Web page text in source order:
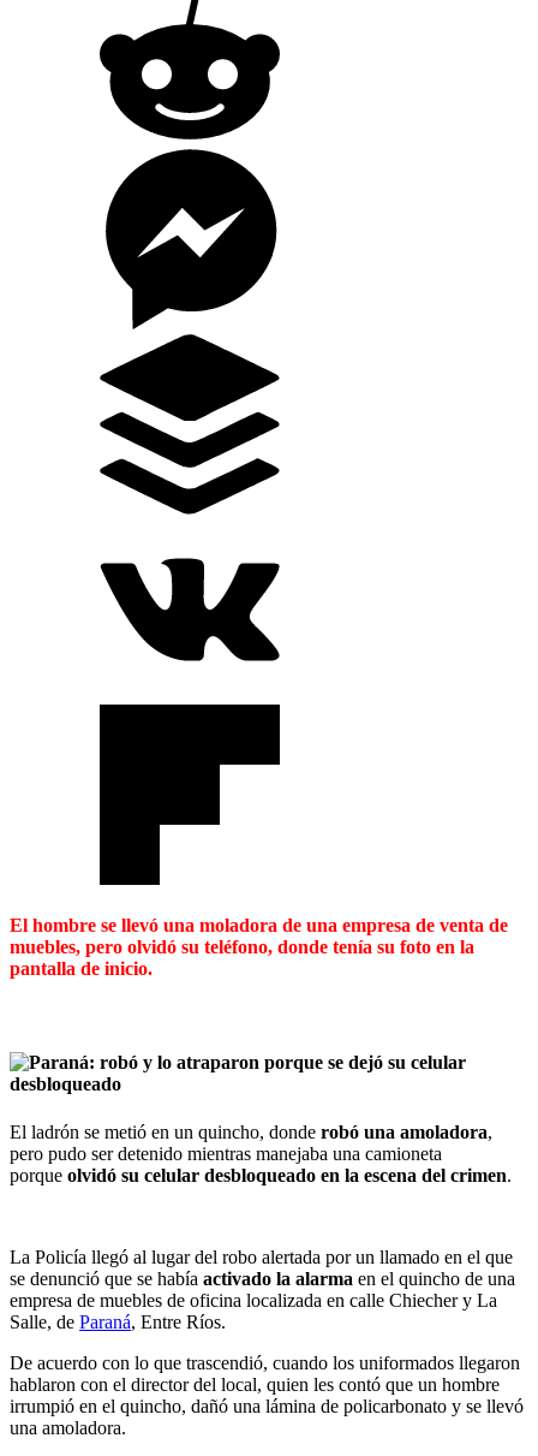
El hombre se llevó una moladora de una empresa de venta de
muebles, pero olvidó su teléfono, donde tenía su foto en la
pantalla de inicio.
El ladrón se metió en un quincho, donde robó una amoladora,
pero pudo ser detenido mientras manejaba una camioneta
porque olvidó su celular desbloqueado en la escena del crimen.
La Policía llegó al lugar del robo alertada por un llamado en el que
se denunció que se había activado la alarma en el quincho de una
empresa de muebles de oficina localizada en calle Chiecher y La
Salle, de Paraná, Entre Ríos.
De acuerdo con lo que trascendió, cuando los uniformados llegaron
hablaron con el director del local, quien les contó que un hombre
irrumpió en el quincho, dañó una lámina de policarbonato y se llevó
una amoladora.